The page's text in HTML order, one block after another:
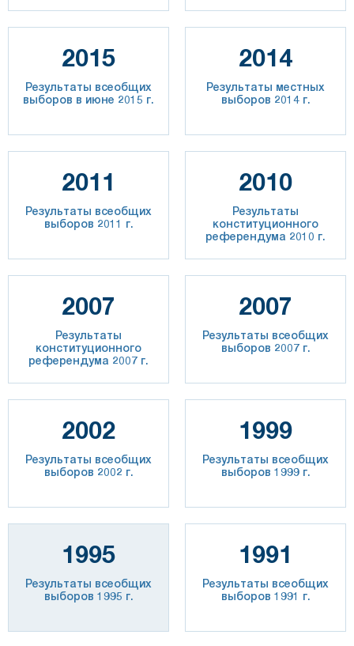
2015
Результаты всеобщих
выборов в июне 2015 г.
2014
Результаты местных
выборов 2014 г.
2011
Результаты всеобщих
выборов 2011 г.
2010
Результаты
конституционного
референдума 2010 г.
2007
Результаты
конституционного
референдума 2007 г.
2007
Результаты всеобщих
выборов 2007 г.
2002
Результаты всеобщих
выборов 2002 г.
1999
Результаты всеобщих
выборов 1999 г.
1995
Результаты всеобщих
выборов 1995 г.
1991
Результаты всеобщих
выборов 1991 г.